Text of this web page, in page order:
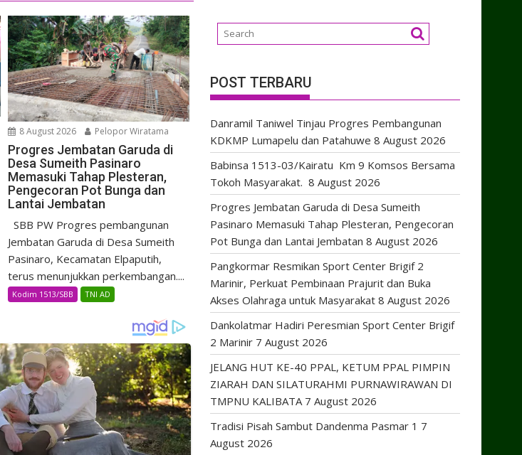
8 August 2026 Pelopor Wiratama
Progres Jembatan Garuda di
Desa Sumeith Pasinaro
Memasuki Tahap Plesteran,
Pengecoran Pot Bunga dan
Lantai Jembatan
SBB PW Progres pembangunan
Jembatan Garuda di Desa Sumeith
Pasinaro, Kecamatan Elpaputih,
terus menunjukkan perkembangan....
Kodim 1513/SBB TNI AD
POST TERBARU
Danramil Taniwel Tinjau Progres Pembangunan
KDKMP Lumapelu dan Patahuwe 8 August 2026
Babinsa 1513-03/Kairatu Km 9 Komsos Bersama
Tokoh Masyarakat. 8 August 2026
Progres Jembatan Garuda di Desa Sumeith
Pasinaro Memasuki Tahap Plesteran, Pengecoran
Pot Bunga dan Lantai Jembatan 8 August 2026
Pangkormar Resmikan Sport Center Brigif 2
Marinir, Perkuat Pembinaan Prajurit dan Buka
Akses Olahraga untuk Masyarakat 8 August 2026
Dankolatmar Hadiri Peresmian Sport Center Brigif
2 Marinir 7 August 2026
JELANG HUT KE-40 PPAL, KETUM PPAL PIMPIN
ZIARAH DAN SILATURAHMI PURNAWIRAWAN DI
TMPNU KALIBATA 7 August 2026
Tradisi Pisah Sambut Dandenma Pasmar 1 7
August 2026